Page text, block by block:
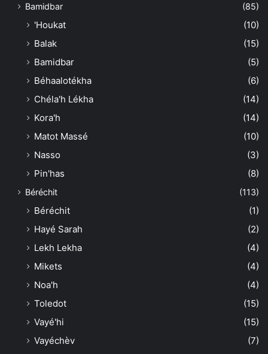
Bamidbar (85)
'Houkat
(10)
Balak
(15)
Bamidbar
(5)
Béhaalotékha
(6)
Chéla'h Lékha
(14)
Kora'h
(14)
Matot Massé
(10)
Nasso
(3)
Pin'has
(8)
Béréchit (113)
Béréchit
(1)
Hayé Sarah
(2)
Lekh Lekha
(4)
Mikets
(4)
Noa'h
(4)
Toledot
(15)
Vayé'hi
(15)
Vayéchèv
(7)